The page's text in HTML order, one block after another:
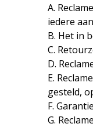
A.
iedere
B. Het in
C.
D.
E.
gesteld,
F.
G.